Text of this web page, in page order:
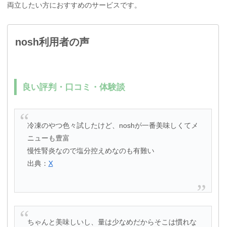
両立したい方におすすめのサービスです。
nosh利用者の声
良い評判・口コミ・体験談
冷凍のやつ色々試したけど、noshが一番美味しくてメ
ニューも豊富
慢性腎炎なので塩分控えめなのも有難い
出典： X
ちゃんと美味しいし、量は少なめだからそこは慣れな